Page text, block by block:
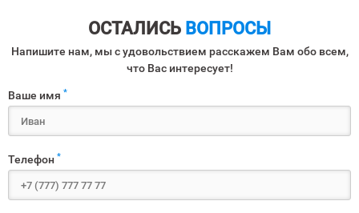
ОСТАЛИСЬ ВОПРОСЫ
Напишите нам, мы с удовольствием расскажем Вам обо всем,
что Вас интересует!
Ваше имя *
Телефон *